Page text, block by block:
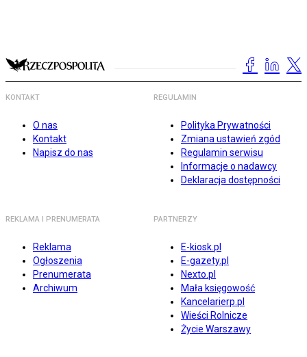
KONTAKT
O nas
Kontakt
Napisz do nas
REGULAMIN
Polityka Prywatności
Zmiana ustawień zgód
Regulamin serwisu
Informacje o nadawcy
Deklaracja dostępności
REKLAMA I PRENUMERATA
Reklama
Ogłoszenia
Prenumerata
Archiwum
PARTNERZY
E-kiosk.pl
E-gazety.pl
Nexto.pl
Mała księgowość
Kancelarierp.pl
Wieści Rolnicze
Życie Warszawy